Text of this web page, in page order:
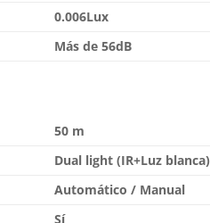
0.006Lux
Más de 56dB
50 m
Dual light (IR+Luz blanca)
Automático / Manual
Sí